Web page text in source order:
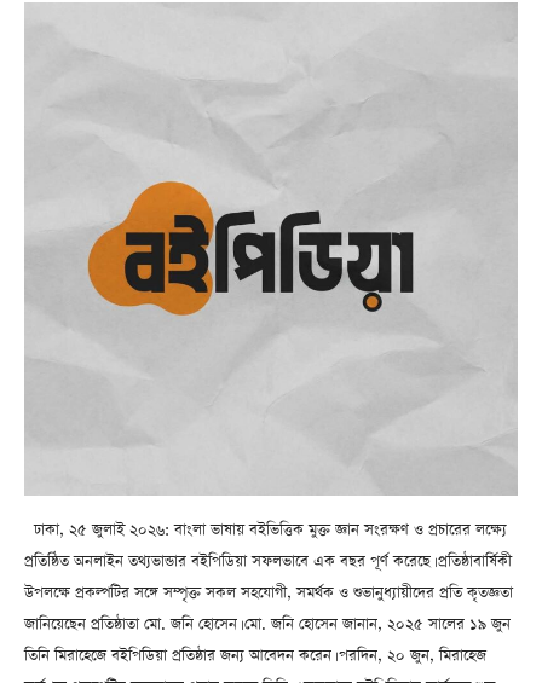
ঢাকা, ২৫ জুলাই ২০২৬: বাংলা ভাষায় বইভিত্তিক মুক্ত জ্ঞান সংরক্ষণ ও প্রচারের লক্ষ্যে
প্রতিষ্ঠিত অনলাইন তথ্যভান্ডার বইপিডিয়া সফলভাবে এক বছর পূর্ণ করেছে। প্রতিষ্ঠাবার্ষিকী
উপলক্ষে প্রকল্পটির সঙ্গে সম্পৃক্ত সকল সহযোগী, সমর্থক ও শুভানুধ্যায়ীদের প্রতি কৃতজ্ঞতা
জানিয়েছেন প্রতিষ্ঠাতা মো. জনি হোসেন। মো. জনি হোসেন জানান, ২০২৫ সালের ১৯ জুন
তিনি মিরাহেজে বইপিডিয়া প্রতিষ্ঠার জন্য আবেদন করেন। পরদিন, ২০ জুন, মিরাহেজ